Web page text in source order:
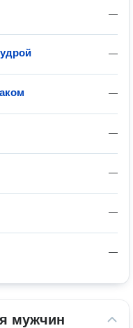
—
—
—
—
—
—
—
мужчин